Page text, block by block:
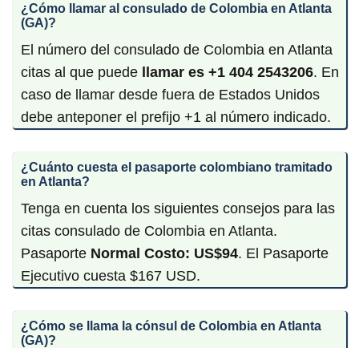
¿Cómo llamar al consulado de Colombia en Atlanta
(GA)?
El número del consulado de Colombia en Atlanta
citas al que puede llamar es +1 404 2543206. En
caso de llamar desde fuera de Estados Unidos
debe anteponer el prefijo +1 al número indicado.
¿Cuánto cuesta el pasaporte colombiano tramitado
en Atlanta?
Tenga en cuenta los siguientes consejos para las
citas consulado de Colombia en Atlanta.
Pasaporte Normal Costo: US$94. El Pasaporte
Ejecutivo cuesta $167 USD.
¿Cómo se llama la cónsul de Colombia en Atlanta
(GA)?